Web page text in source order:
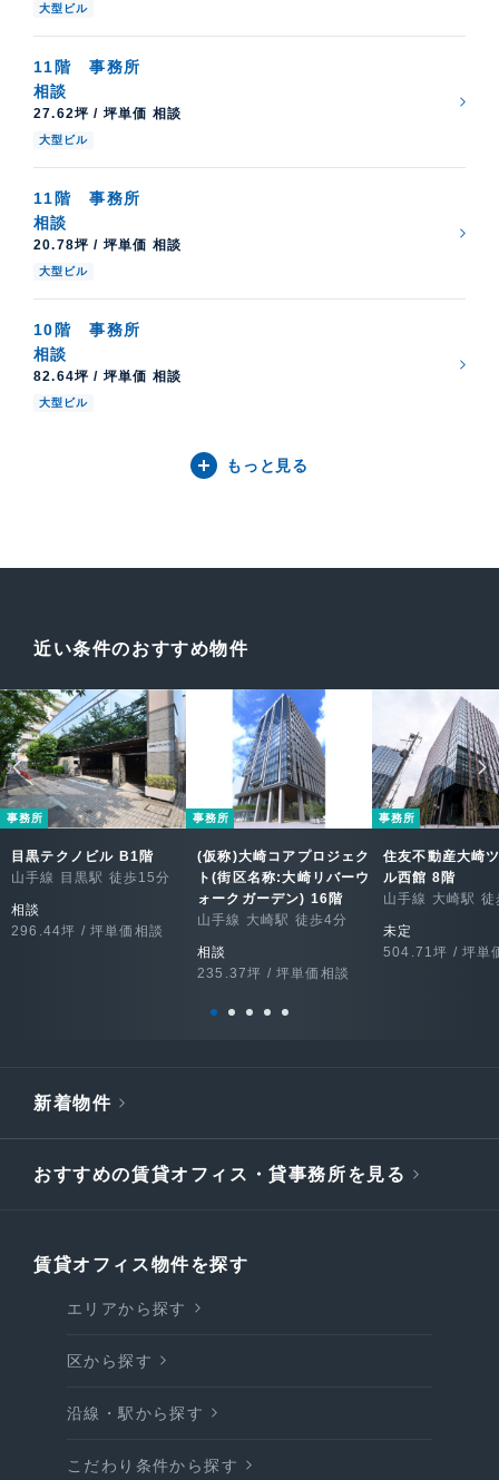
大型ビル
11階事務所
相談
27.62坪 / 坪単価 相談
大型ビル
11階事務所
相談
20.78坪 / 坪単価 相談
大型ビル
10階事務所
相談
82.64坪 / 坪単価 相談
大型ビル
もっと見る
近い条件のおすすめ物件
事務所
目黒テクノビル B1階
山手線 目黒駅 徒歩15分
相談
296.44坪 / 坪単価相談
事務所
(仮称)大崎コアプロジェク
ト(街区名称:大崎リバーウ
ォークガーデン) 16階
山手線 大崎駅 徒歩4分
相談
235.37坪 / 坪単価相談
事務所
住友不動産大崎
ル西館 8階
山手線 大崎駅
未定
504.71坪 / 坪単
新着物件
おすすめの賃貸オフィス・貸事務所を見る
賃貸オフィス物件を探す
エリアから探す
区から探す
沿線・駅から探す
こだわり条件から探す